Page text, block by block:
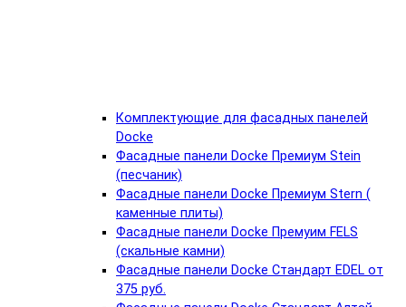
Комплектующие для фасадных панелей
Docke
Фасадные панели Docke Премиум Stein
(песчаник)
Фасадные панели Docke Премиум Stern (
каменные плиты)
Фасадные панели Docke Премуим FELS
(скальные камни)
Фасадные панели Docke Стандарт EDEL от
375 руб.